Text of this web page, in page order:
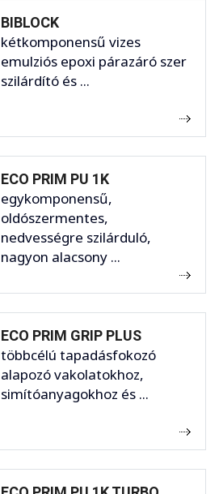
BIBLOCK
kétkomponensű vizes
emulziós epoxi párazáró szer
szilárdító és ...
ECO PRIM PU 1K
egykomponensű,
oldószermentes,
nedvességre szilárduló,
nagyon alacsony ...
ECO PRIM GRIP PLUS
többcélú tapadásfokozó
alapozó vakolatokhoz,
simítóanyagokhoz és ...